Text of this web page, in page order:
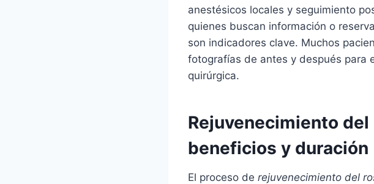
anestésicos locales y seguimiento
quienes buscan información o
son indicadores clave. Muchos
fotografías de antes y después para
quirúrgica.
Rejuvenecimiento
beneficios y duración
El proceso de rejuvenecimiento del